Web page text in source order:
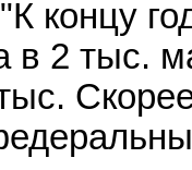
концу
в 2 тыс.